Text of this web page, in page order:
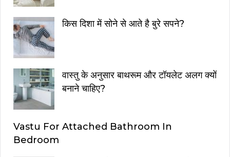
किस दिशा में सोने से आते है बुरे सपने?
वास्तु के अनुसार बाथरूम और टॉयलेट अलग क्यों
बनाने चाहिए?
Vastu For Attached Bathroom In
Bedroom